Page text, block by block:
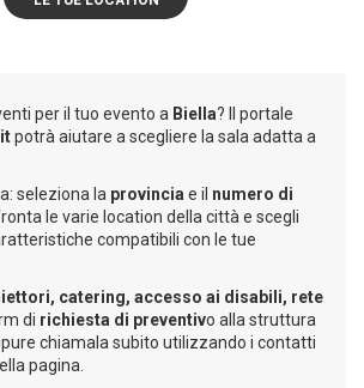
per il tuo evento a Biella? Il portale
potrà aiutare a scegliere la sala adatta a
seleziona la provincia e il numero di
le varie location della città e scegli
compatibili con le tue
catering, accesso ai disabili, rete
di richiesta di preventivo alla struttura
chiamala subito utilizzando i contatti
pagina.